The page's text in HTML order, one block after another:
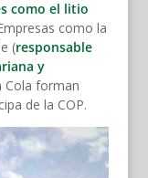
como el litio
como la
(responsable
y
Cola forman
de la COP.